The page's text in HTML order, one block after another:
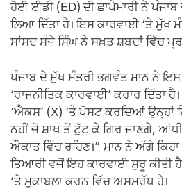
ਹੋਈ ਈਡੀ (ED) ਦੀ ਛਾਪੇਮਾਰੀ ਨੇ
ਲਿਆ ਦਿੱਤਾ ਹੈ। ਇਸ ਕਾਰਵਾਈ ‘ਤੇ ਮੁੱਖ
ਸਾਂਸਦ ਸੰਜੇ ਸਿੰਘ ਨੇ ਸਖ਼ਤ ਸ਼ਬਦਾਂ ਵਿੱਚ
ਪੰਜਾਬ ਦੇ ਮੁੱਖ ਮੰਤਰੀ ਭਗਵੰਤ ਮਾਨ ਨੇ ਇਸ
‘ਰਾਜਨੀਤਿਕ ਕਾਰਵਾਈ’ ਕਰਾਰ ਦਿੱਤਾ
‘ਐਕਸ’ (X) ‘ਤੇ ਪੋਸਟ ਕਰਦਿਆਂ ਉਨ੍ਹਾਂ
ਨਹੀਂ ਜੋ ਸ਼ਾਖ ਤੋਂ ਟੁੱਟ ਕੇ ਗਿਰ ਜਾਣਗੇ,
ਔਕਾਤ ਵਿੱਚ ਰਹਿਣ।” ਮਾਨ ਨੇ ਅੱਗੇ ਕਿਹਾ
ਤਿਆਰੀ ਵਜੋਂ ਇਹ ਕਾਰਵਾਈ ਸ਼ੁਰੂ ਕੀਤੀ
‘ਤੇ ਮੁਕਾਬਲਾ ਕਰਨ ਵਿੱਚ ਅਸਮਰੱਥ ਹੈ।